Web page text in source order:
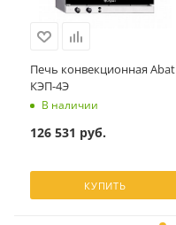
Печь конвекционная Abat
КЭП-4Э
В наличии
126 531 руб.
КУПИТЬ